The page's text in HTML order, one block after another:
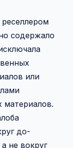
содержало
или
материалов.
до-
не вокруг